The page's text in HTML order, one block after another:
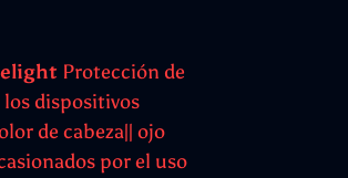
Protección de
dispositivos
de cabeza|| ojo
por el uso